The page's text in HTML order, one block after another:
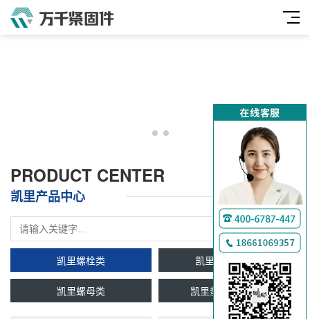
PRODUCT CENTER
凯里产品中心
凯里螺栓类 凯里双头牙条类
凯里螺母类 凯里垫圈及挡圈类